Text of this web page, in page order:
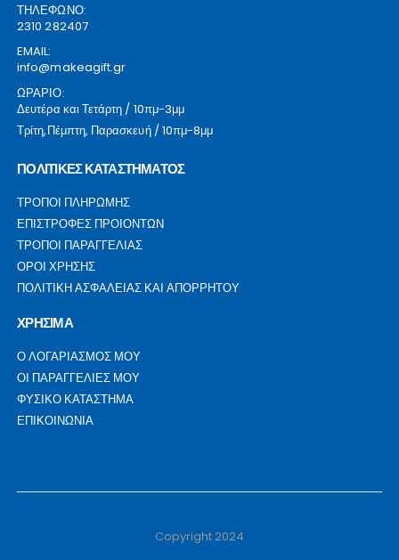
ΤΗΛΕΦΩΝΟ:
2310 282407
EMAIL:
info@makeagift.gr
ΩΡΑΡΙΟ:
Δευτέρα και Τετάρτη / 10πμ-3μμ
Τρίτη,Πέμπτη, Παρασκευή / 10πμ-8μμ
ΠΟΛΙΤΙΚΕΣ ΚΑΤΑΣΤΗΜΑΤΟΣ
ΤΡΟΠΟΙ ΠΛΗΡΩΜΗΣ
ΕΠΙΣΤΡΟΦΕΣ ΠΡΟΙΟΝΤΩΝ
ΤΡΟΠΟΙ ΠΑΡΑΓΓΕΛΙΑΣ
ΟΡΟΙ ΧΡΗΣΗΣ
ΠΟΛΙΤΙΚΗ ΑΣΦΑΛΕΙΑΣ ΚΑΙ ΑΠΟΡΡΗΤΟΥ
ΧΡΗΣΙΜΑ
Ο ΛΟΓΑΡΙΑΣΜΟΣ ΜΟΥ
ΟΙ ΠΑΡΑΓΓΕΛΙΕΣ ΜΟΥ
ΦΥΣΙΚΟ ΚΑΤΑΣΤΗΜΑ
ΕΠΙΚΟΙΝΩΝΙΑ
Copyright 2024